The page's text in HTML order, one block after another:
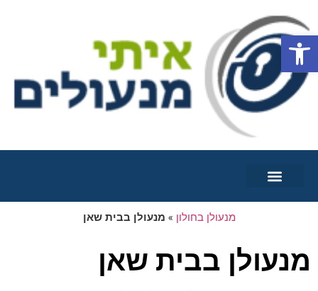
מנעולן בחולון » מנעולן בבית שאן
מנעולן בבית שאן
פתח סרגל נגישות